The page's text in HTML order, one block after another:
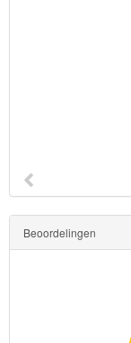
Beoordelingen